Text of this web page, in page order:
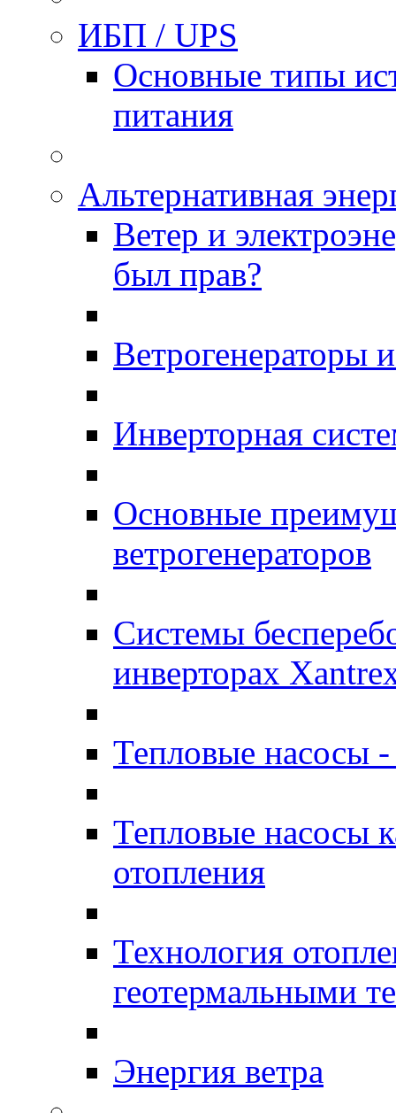
ИБП / UPS
Основные типы
питания
Альтернативная
Ветер и
был прав?
Ветрогенераторы
Инверторная
Основные
ветрогенераторов
Системы
инверторах
Тепловые насосы
Тепловые насосы
отопления
Технология
геотермальными
Энергия ветра